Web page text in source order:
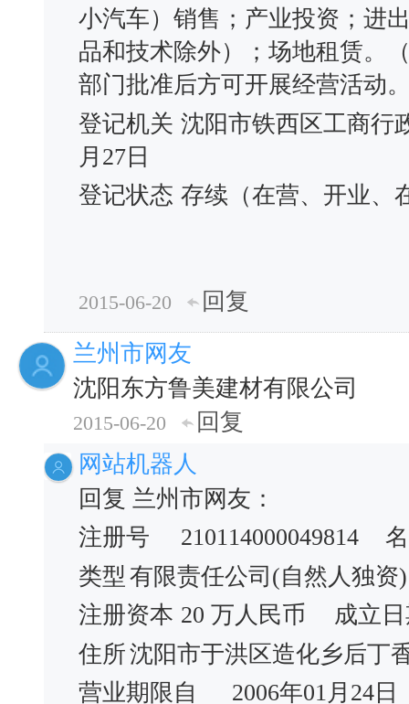
小汽车）销售；产业投资；进
品和技术除外）；场地租赁。
部门批准后方可开展经营活动
登记机关 沈阳市铁西区工商行
月27日
登记状态 存续（在营、开业、
2015-06-20
回复
兰州市网友
沈阳东方鲁美建材有限公司
2015-06-20
回复
网站机器人
回复 兰州市网友：
注册号
210114000049814
类型 有限责任公司(自然人独资)
注册资本 20 万人民币
成立
住所沈阳市于洪区造化乡后丁
营业期限自
2006年01月24日